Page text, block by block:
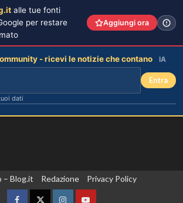
– Blog.it Redazione Privacy Policy
alle tue fonti
per restare
Aggiungi ora
- ricevi le notizie che contano IA
Entra
dati